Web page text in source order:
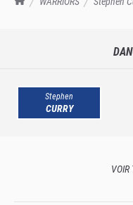
Stephen
CURRY
VOIR